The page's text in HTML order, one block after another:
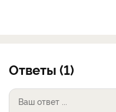
Ответы (1)